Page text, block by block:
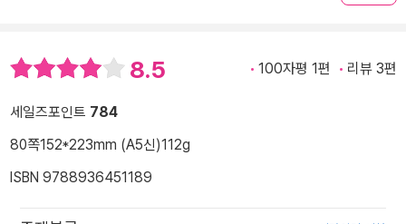
8.5 100자평 1편 리뷰 3편
세일즈포인트 784
80쪽152*223mm (A5신)112g
ISBN 9788936451189